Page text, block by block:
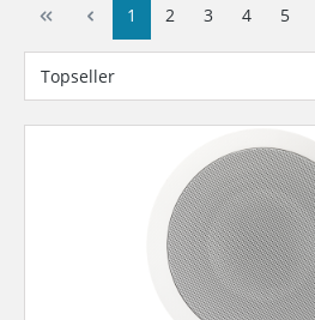
1 2 3 4 5